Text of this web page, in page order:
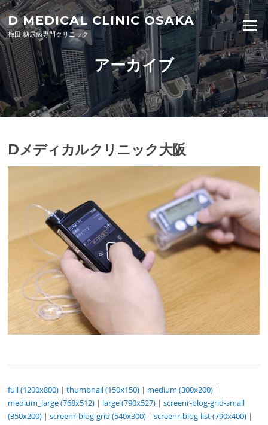
Skip to content
D MEDICAL CLINIC OSAKA
梅田 糖尿病専門クリニック
Menu
アーカイブ
Dメディカルクリニック大阪
full (1200x800) |thumbnail (150x150) | medium (300x200) |
medium_large (768x512) | large (790x527) |screenr-blog-grid-small
(350x200) |screenr-blog-grid (540x300) |screenr-blog-list (790x400) |